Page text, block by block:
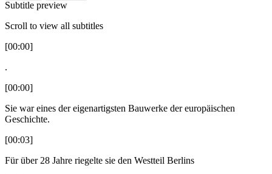
Subtitle preview
Scroll to view all subtitles
[00:00]
.
[00:00]
Sie war eines der eigenartigsten Bauwerke der europäischen
Geschichte.
[00:03]
Für über 28 Jahre riegelte sie den Westteil Berlins